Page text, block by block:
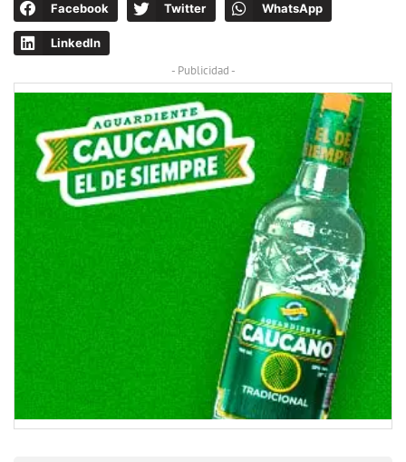
Facebook Twitter WhatsApp
LinkedIn
- Publicidad -